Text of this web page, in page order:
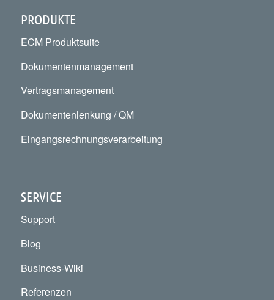
PRODUKTE
ECM Produktsuite
Dokumentenmanagement
Vertragsmanagement
Dokumentenlenkung / QM
Eingangsrechnungsverarbeitung
SERVICE
Support
Blog
Business-Wiki
Referenzen